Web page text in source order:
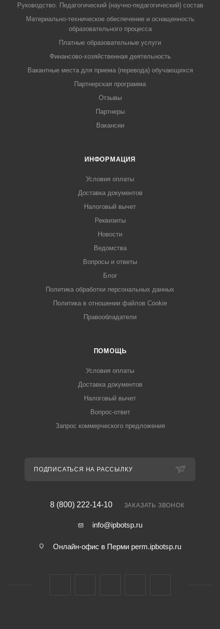
Руководство. Педагогический (научно-педагогический) состав
Материально-техническое обеспечение и оснащенность
образовательного процесса
Платные образовательные услуги
Финансово-хозяйственная деятельность
Вакантные места для приема (перевода) обучающихся
Партнерская программа
Отзывы
Партнеры
Вакансии
ИНФОРМАЦИЯ
Условия оплаты
Доставка документов
Налоговый вычет
Реквизиты
Новости
Ведомства
Вопросы и ответы
Блог
Политика обработки персональных данных
Политика в отношении файлов Cookie
Правообладатели
ПОМОЩЬ
Условия оплаты
Доставка документов
Налоговый вычет
Вопрос-ответ
Запрос коммерческого предложения
ПОДПИСАТЬСЯ НА РАССЫЛКУ
8 (800) 222-14-10 ЗАКАЗАТЬ ЗВОНОК
info@ipbotsp.ru
Онлайн-офис в Перми perm.ipbotsp.ru